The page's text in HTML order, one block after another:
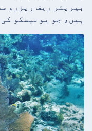
بیریئر ریف ریزرو
ہیں، جو یونیسکو